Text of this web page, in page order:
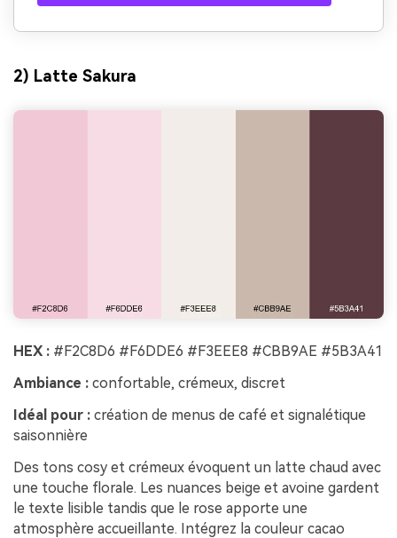
2) Latte Sakura
HEX : #F2C8D6 #F6DDE6 #F3EEE8 #CBB9AE #5B3A41
Ambiance : confortable, crémeux, discret
Idéal pour : création de menus de café et signalétique
saisonnière
Des tons cosy et crémeux évoquent un latte chaud avec
une touche florale. Les nuances beige et avoine gardent
le texte lisible tandis que le rose apporte une
atmosphère accueillante. Intégrez la couleur cacao